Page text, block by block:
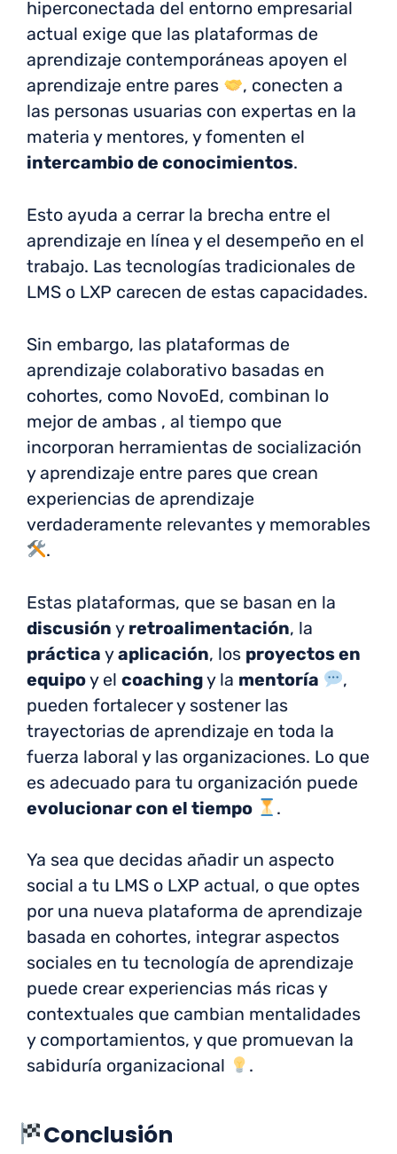
hiperconectada del entorno empresarial
actual exige que las plataformas de
aprendizaje contemporáneas apoyen el
aprendizaje entre pares
, conecten a
las personas usuarias con expertas en la
materia y mentores, y fomenten el
intercambio de conocimientos.
Esto ayuda a cerrar la brecha entre el
aprendizaje en línea y el desempeño en el
trabajo. Las tecnologías tradicionales de
LMS o LXP carecen de estas capacidades.
Sin embargo, las plataformas de
aprendizaje colaborativo basadas en
cohortes, como NovoEd, combinan lo
mejor de ambas , al tiempo que
incorporan herramientas de socialización
y aprendizaje entre pares que crean
experiencias de aprendizaje
verdaderamente relevantes y memorables
.
Estas plataformas, que se basan en la
discusión y retroalimentación, la
práctica yaplicación, los proyectos en
equipoy el coachingy la mentoría
,
pueden fortalecer y sostener las
trayectorias de aprendizaje en toda la
fuerza laboral y las organizaciones. Lo que
es adecuado para tu organización puede
evolucionar con el tiempo
.
Ya sea que decidas añadir un aspecto
social a tu LMS o LXP actual, o que optes
por una nueva plataforma de aprendizaje
basada en cohortes, integrar aspectos
sociales en tu tecnología de aprendizaje
puede crear experiencias más ricas y
contextuales que cambian mentalidades
y comportamientos, y que promuevan la
sabiduría organizacional
.
Conclusión